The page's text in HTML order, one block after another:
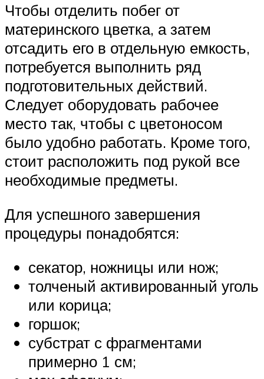
Чтобы отделить побег от
материнского цветка, а затем
отсадить его в отдельную емкость,
потребуется выполнить ряд
подготовительных действий.
Следует оборудовать рабочее
место так, чтобы с цветоносом
было удобно работать. Кроме того,
стоит расположить под рукой все
необходимые предметы.
Для успешного завершения
процедуры понадобятся:
секатор, ножницы или нож;
толченый активированный уголь
или корица;
горшок;
субстрат с фрагментами
примерно 1 см;